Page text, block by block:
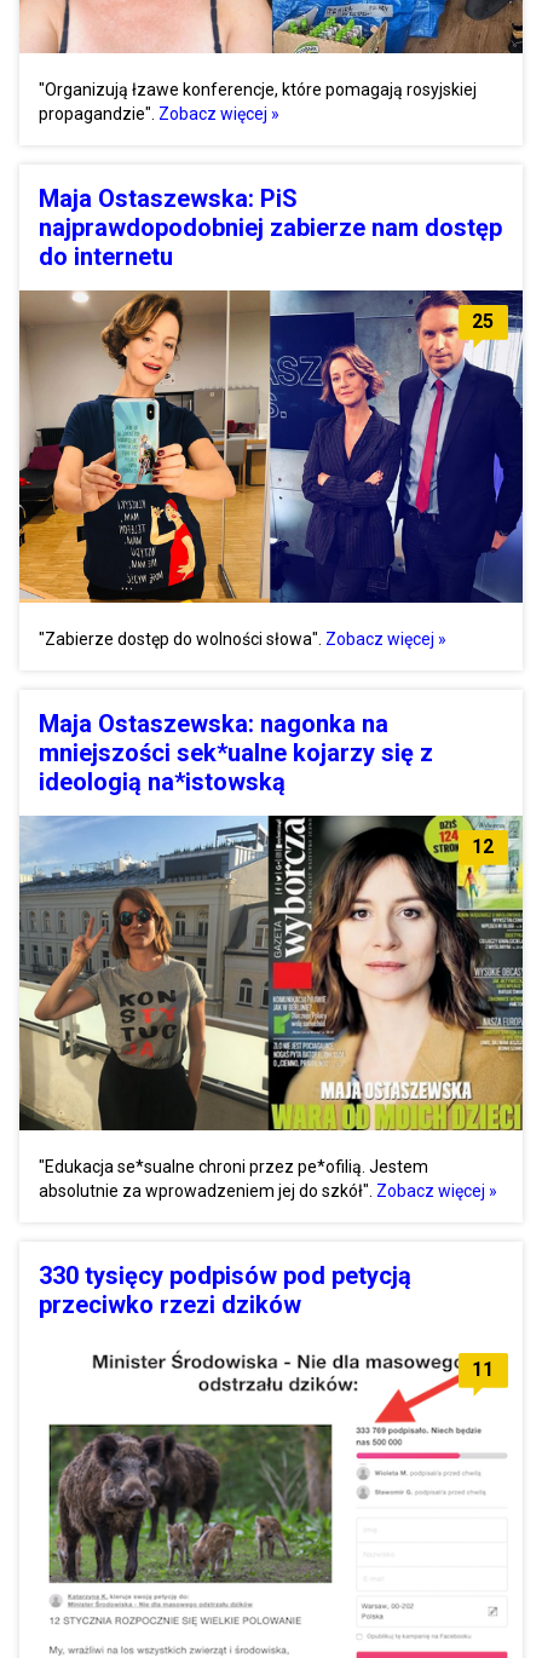
"Organizują łzawe konferencje, które pomagają rosyjskiej
propagandzie". Zobacz więcej »
Maja Ostaszewska: PiS
najprawdopodobniej zabierze nam dostęp
do internetu
25
"Zabierze dostęp do wolności słowa". Zobacz więcej »
Maja Ostaszewska: nagonka na
mniejszości sek*ualne kojarzy się z
ideologią na*istowską
12
"Edukacja se*sualne chroni przez pe*ofilią. Jestem
absolutnie za wprowadzeniem jej do szkół". Zobacz więcej »
330 tysięcy podpisów pod petycją
przeciwko rzezi dzików
11